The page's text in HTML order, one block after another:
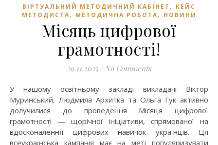
ВІРТУАЛЬНИЙ МЕТОДИЧНИЙ КАБІНЕТ , КЕЙС
МЕТОДИСТА, МЕТОДИЧНА РОБОТА, НОВИНИ
Місяць цифрової
грамотності!
29.11.2025 / No Comments
У нашому освітньому закладі викладачі Віктор
Муринський, Людмила Архитка та Ольга Гук активно
долучилися до проведення Місяця цифрової
грамотності — щорічної ініціативи, спрямованої на
вдосконалення цифрових навичок українців. Ця
всеукраїнська кампанія має на меті популяризувати